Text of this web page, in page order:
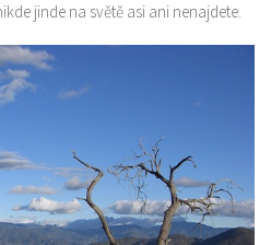
jinde na světě asi ani nenajdete.